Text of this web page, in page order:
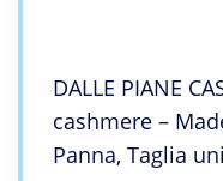
DALLE PIANE
cashmere –
Panna, Taglia